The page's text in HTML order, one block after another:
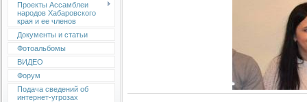
Проекты Ассамблеи
народов Хабаровского
края и ее членов
Документы и статьи
Фотоальбомы
ВИДЕО
Форум
Подача сведений об
интернет-угрозах